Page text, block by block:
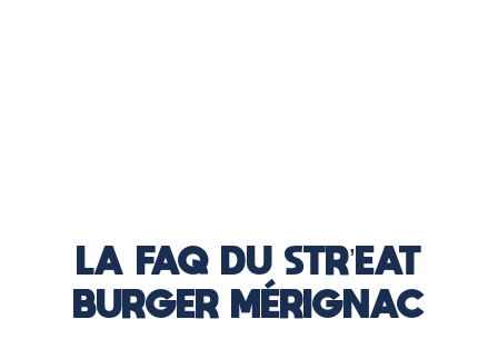
LA FAQ DU STR’EAT
BURGER MÉRIGNAC